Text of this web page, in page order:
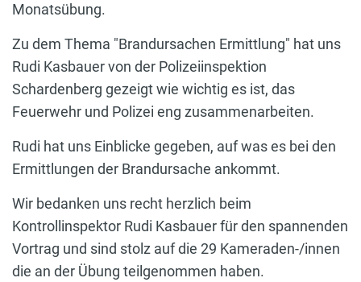
Monatsübung.
Zu dem Thema "Brandursachen Ermittlung" hat uns
Rudi Kasbauer von der Polizeiinspektion
Schardenberg gezeigt wie wichtig es ist, das
Feuerwehr und Polizei eng zusammenarbeiten.
Rudi hat uns Einblicke gegeben, auf was es bei den
Ermittlungen der Brandursache ankommt.
Wir bedanken uns recht herzlich beim
Kontrollinspektor Rudi Kasbauer für den spannenden
Vortrag und sind stolz auf die 29 Kameraden-/innen
die an der Übung teilgenommen haben.